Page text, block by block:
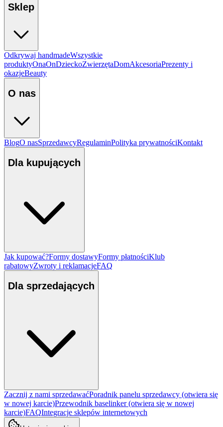
Sklep
Odkrywaj handmadeWszystkie
produktyOnaOnDzieckoZwierzętaDomAkcesoriaPrezenty i
okazjeBeauty
O nas
BlogO nasSprzedawcyRegulaminPolityka prywatnościKontakt
Dla kupujących
Jak kupować?Formy dostawyFormy płatnościKlub
rabatowyZwroty i reklamacjeFAQ
Dla sprzedających
Zacznij z nami sprzedawaćPoradnik panelu sprzedawcy (otwiera się
w nowej karcie)Przewodnik baselinker(otwiera się w nowej
karcie)FAQIntegracje sklepów internetowych